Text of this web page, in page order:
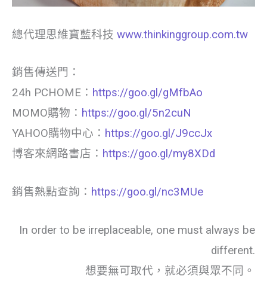
總代理思維寶藍科技 www.thinkinggroup.com.tw
銷售傳送門：
24h PCHOME： https://goo.gl/gMfbAo
MOMO購物： https://goo.gl/5n2cuN
YAHOO購物中心： https://goo.gl/J9ccJx
博客來網路書店： https://goo.gl/my8XDd
銷售熱點查詢： https://goo.gl/nc3MUe
In order to be irreplaceable, one must always be
different.
想要無可取代，就必須與眾不同。